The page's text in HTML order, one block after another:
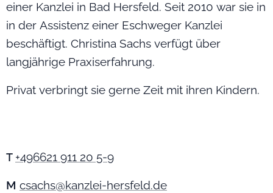
einer Kanzlei in Bad Hersfeld. Seit 2010 war sie in
in der Assistenz einer Eschweger Kanzlei
beschäftigt. Christina Sachs verfügt über
langjährige Praxiserfahrung.
Privat verbringt sie gerne Zeit mit ihren Kindern.
T +496621 911 20 5-9
M csachs@kanzlei-hersfeld.de